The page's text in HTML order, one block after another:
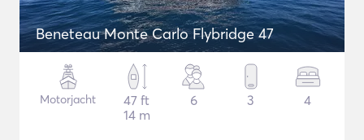
Beneteau Monte Carlo Flybridge 47
Motorjacht
47 ft
14 m
6 3 4